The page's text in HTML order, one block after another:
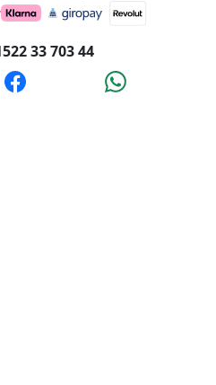
1522 33 703 44